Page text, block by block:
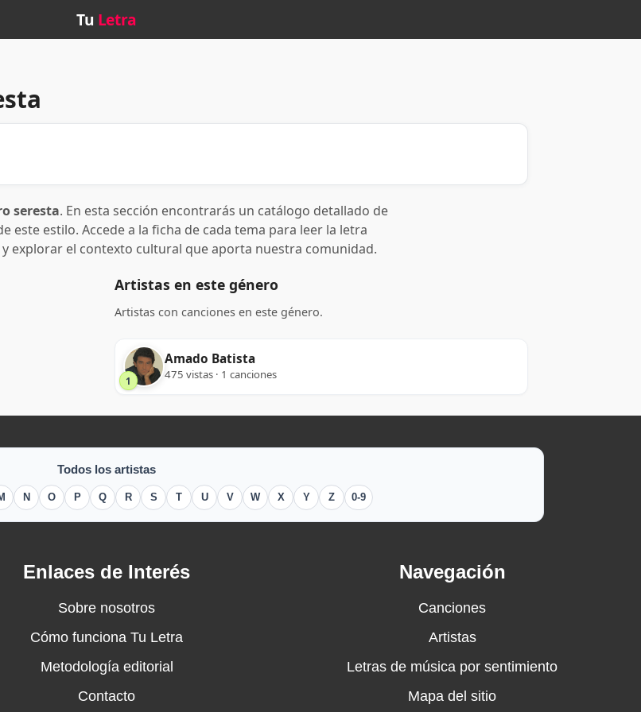
Tu Letra
seresta. En esta sección encontrarás un catálogo detallado de
este estilo. Accede a la ficha de cada tema para leer la letra
y explorar el contexto cultural que aporta nuestra comunidad.
Artistas en este género
Artistas con canciones en este género.
1
Amado Batista
475 vistas · 1 canciones
Todos los artistas
N O P Q R S T U V W X Y Z 0-9
Enlaces de Interés
Sobre nosotros
Cómo funciona Tu Letra
Metodología editorial
Contacto
Navegación
Canciones
Artistas
Letras de música por sentimiento
Mapa del sitio